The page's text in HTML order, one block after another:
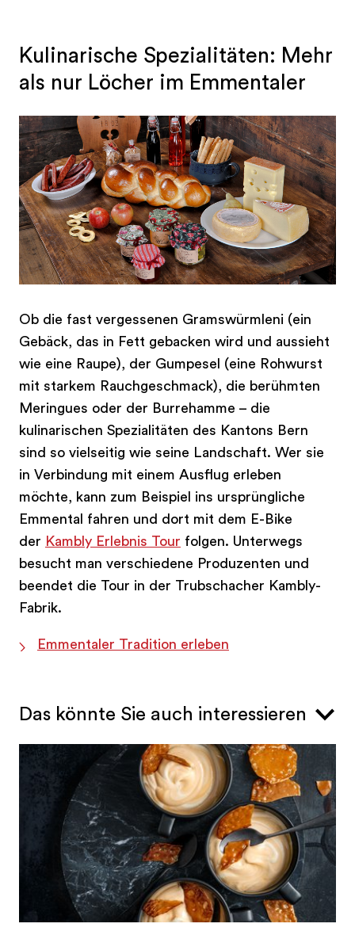
Kulinarische Spezialitäten: Mehr
als nur Löcher im Emmentaler
Ob die fast vergessenen Gramswürmleni (ein
Gebäck, das in Fett gebacken wird und aussieht
wie eine Raupe), der Gumpesel (eine Rohwurst
mit starkem Rauchgeschmack), die berühmten
Meringues oder der Burrehamme – die
kulinarischen Spezialitäten des Kantons Bern
sind so vielseitig wie seine Landschaft. Wer sie
in Verbindung mit einem Ausflug erleben
möchte, kann zum Beispiel ins ursprüngliche
Emmental fahren und dort mit dem E-Bike
der Kambly Erlebnis Tour folgen. Unterwegs
besucht man verschiedene Produzenten und
beendet die Tour in der Trubschacher Kambly-
Fabrik.
Emmentaler Tradition erleben
Das könnte Sie auch interessieren